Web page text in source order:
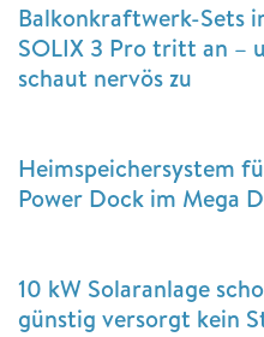
Balkonkraftwerk-Sets
SOLIX 3 Pro tritt an –
schaut nervös zu
Heimspeichersystem
Power Dock im Mega
10 kW Solaranlage
günstig versorgt kein